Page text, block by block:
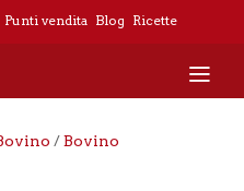
Punti vendita Blog Ricette
/Bovino